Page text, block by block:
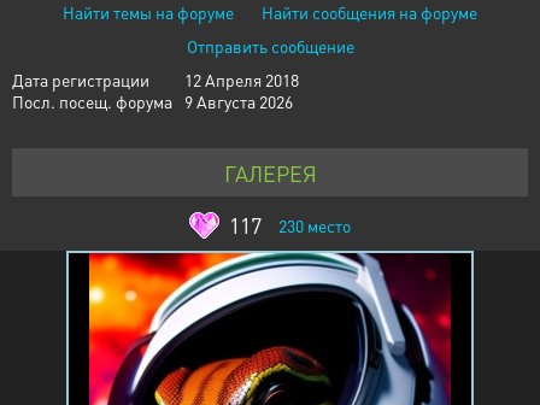
Найти темы на форуме
Найти сообщения на форуме
Отправить сообщение
Дата регистрации
12 Апреля 2018
Посл. посещ. форума
9 Августа 2026
ГАЛЕРЕЯ
117
230 место